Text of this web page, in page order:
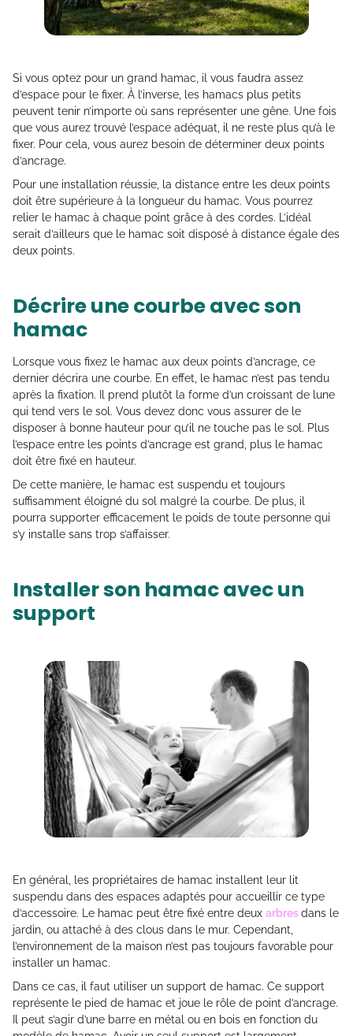
Si vous optez pour un grand hamac, il vous faudra assez
d’espace pour le fixer. À l’inverse, les hamacs plus petits
peuvent tenir n’importe où sans représenter une gêne. Une fois
que vous aurez trouvé l’espace adéquat, il ne reste plus qu’à le
fixer. Pour cela, vous aurez besoin de déterminer deux points
d’ancrage.
Pour une installation réussie, la distance entre les deux points
doit être supérieure à la longueur du hamac. Vous pourrez
relier le hamac à chaque point grâce à des cordes. L’idéal
serait d’ailleurs que le hamac soit disposé à distance égale des
deux points.
Décrire une courbe avec son
hamac
Lorsque vous fixez le hamac aux deux points d’ancrage, ce
dernier décrira une courbe. En effet, le hamac n’est pas tendu
après la fixation. Il prend plutôt la forme d’un croissant de lune
qui tend vers le sol. Vous devez donc vous assurer de le
disposer à bonne hauteur pour qu’il ne touche pas le sol. Plus
l’espace entre les points d’ancrage est grand, plus le hamac
doit être fixé en hauteur.
De cette manière, le hamac est suspendu et toujours
suffisamment éloigné du sol malgré la courbe. De plus, il
pourra supporter efficacement le poids de toute personne qui
s’y installe sans trop s’affaisser.
Installer son hamac avec un
support
En général, les propriétaires de hamac installent leur lit
suspendu dans des espaces adaptés pour accueillir ce type
d’accessoire. Le hamac peut être fixé entre deux arbresdans le
jardin, ou attaché à des clous dans le mur. Cependant,
l’environnement de la maison n’est pas toujours favorable pour
installer un hamac.
Dans ce cas, il faut utiliser un support de hamac. Ce support
représente le pied de hamac et joue le rôle de point d’ancrage.
Il peut s’agir d’une barre en métal ou en bois en fonction du